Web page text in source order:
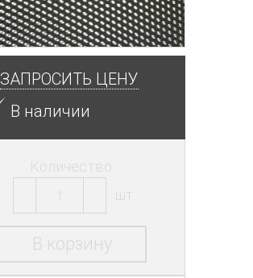
ЗАПРОСИТЬ ЦЕНУ
В наличии
Количество:
шт.
В корзину